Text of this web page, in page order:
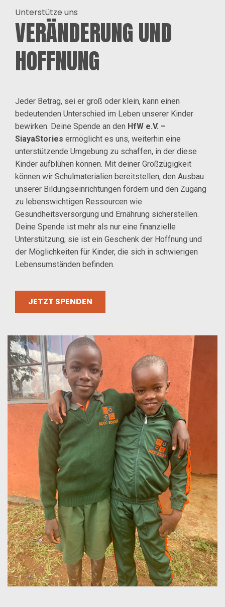
Unterstütze uns
VERÄNDERUNG UND
HOFFNUNG
Jeder Betrag, sei er groß oder klein, kann einen
bedeutenden Unterschied im Leben unserer Kinder
bewirken. Deine Spende an den HfW e.V. –
SiayaStories ermöglicht es uns, weiterhin eine
unterstützende Umgebung zu schaffen, in der diese
Kinder aufblühen können. Mit deiner Großzügigkeit
können wir Schulmaterialien bereitstellen, den Ausbau
unserer Bildungseinrichtungen fördern und den Zugang
zu lebenswichtigen Ressourcen wie
Gesundheitsversorgung und Ernährung sicherstellen.
Deine Spende ist mehr als nur eine finanzielle
Unterstützung; sie ist ein Geschenk der Hoffnung und
der Möglichkeiten für Kinder, die sich in schwierigen
Lebensumständen befinden.
JETZT SPENDEN